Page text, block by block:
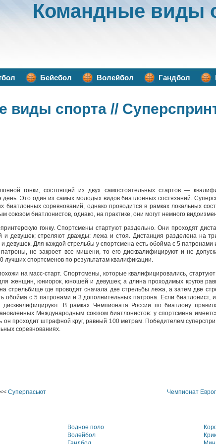
Командные виды
Бейсбол Волейбол Гандбол
виды спорта //
гонки, состоящей из двух самостоятельных стартов —
день. Это один из самых молодых видов биатлонных состязаний.
биатлонных соревнований, однако проводится в рамках локальных
биатлонистов, однако, на практике, они могут немного
гонку. Спортсмены стартуют раздельно. Они проходят
девушек; стреляют дважды: лежа и стоя. Дистанция разделена на
девушек. Для каждой стрельбы у спортсмена есть обойма с 5 патронами
патроны, не закроет все мишени, то его дисквалифицируют и не
лучших спортсменов по результатам квалификации.
на масс-старт. Спортсмены, которые квалифицировались,
женщин, юниорок, юношей и девушек; а длина проходимых кругов
стрельбище где проводят сначала две стрельбы лежа, а затем две
обойма с 5 патронами и 3 дополнительных патрона. Если биатлонист,
В рамках Чемпионата России по биатлону
Международным союзом биатлонистов: у спортсмена
проходит штрафной круг, равный 100 метрам. Победителем
соревнованиях.
Суперпасьют Чемпионат
Водное поло
Волейбол